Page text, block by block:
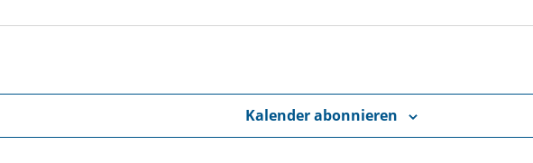
Kalender abonnieren